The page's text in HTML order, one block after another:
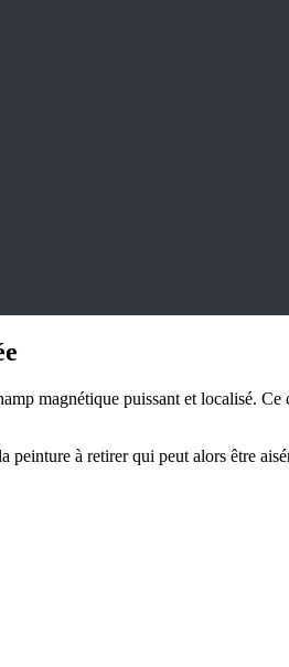
magnétique puissant et localisé.
à retirer qui peut alors être